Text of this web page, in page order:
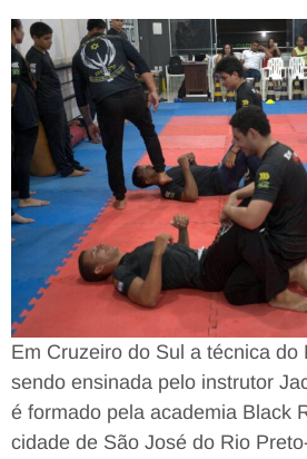
Em Cruzeiro do Sul a técnica do
sendo ensinada pelo instrutor
é formado pela academia Black
cidade de São José do Rio